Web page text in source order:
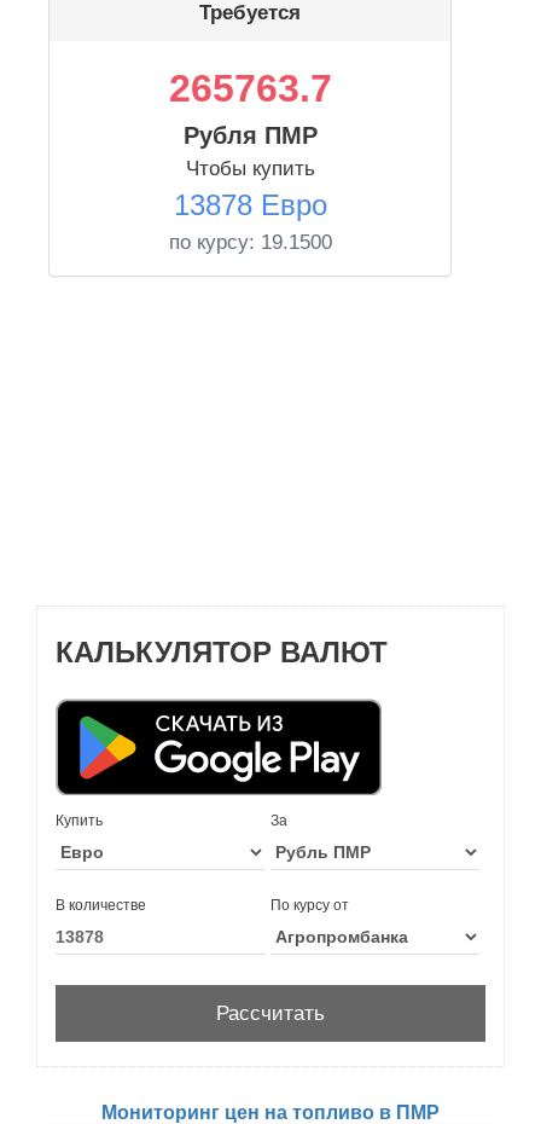
Требуется
265763.7
Рубля ПМР
Чтобы купить
13878 Евро
по курсу: 19.1500
КАЛЬКУЛЯТОР ВАЛЮТ
Купить За
В количестве По курсу от
Мониторинг цен на топливо в ПМР